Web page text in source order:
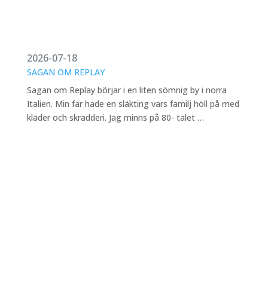
2026-07-18
SAGAN OM REPLAY
Sagan om Replay börjar i en liten sömnig by i norra
Italien. Min far hade en släkting vars familj höll på med
kläder och skrädderi. Jag minns på 80- talet …